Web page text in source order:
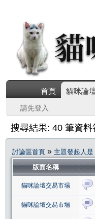
首頁 貓咪論
請先登入
搜尋結果: 40 筆資
討論區首頁 » 主題發起人
版面名稱
貓咪論壇交易市場
貓咪論壇交易市場